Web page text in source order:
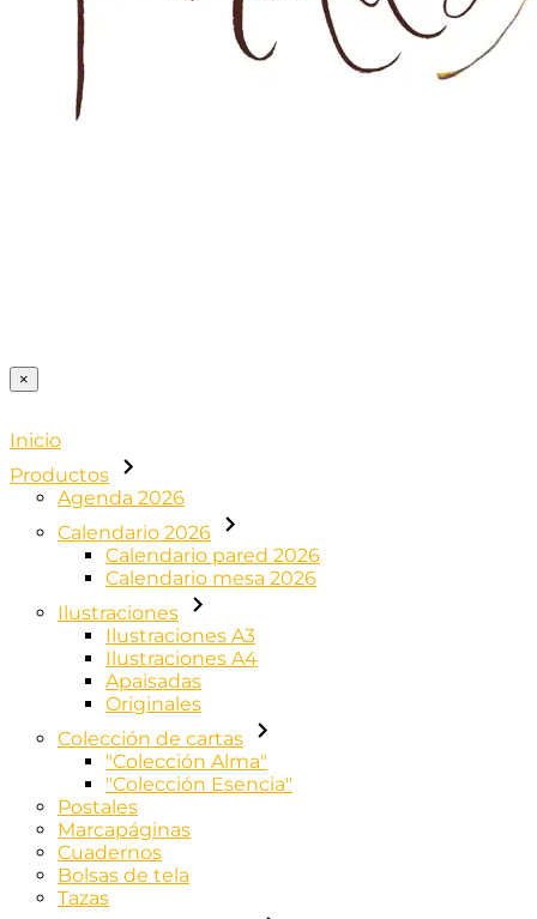
×
Inicio
Productos
Agenda 2026
Calendario 2026
Calendario pared 2026
Calendario mesa 2026
Ilustraciones
Ilustraciones A3
Ilustraciones A4
Apaisadas
Originales
Colección de cartas
"Colección Alma"
"Colección Esencia"
Postales
Marcapáginas
Cuadernos
Bolsas de tela
Tazas